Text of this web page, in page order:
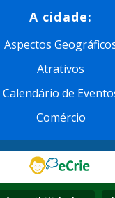
A cidade:
Aspectos
Atrativos
Calendário de
Comércio